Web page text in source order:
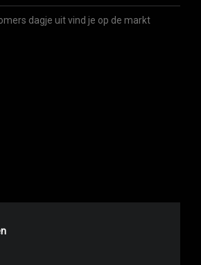
dagje uit vind je op de markt